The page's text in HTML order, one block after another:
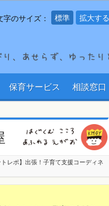
字のサイズ： 標準 拡大する
保育サービス 相談窓口
トレポ】出張！子育て支援コーディネ